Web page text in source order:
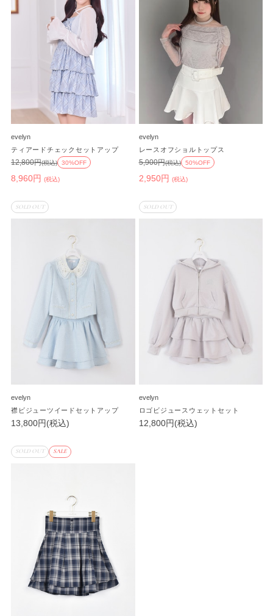
evelyn
ティアードチェックセットアップ
8,960円 (税込)
12,800円(税込) 30%OFF
evelyn
レースオフショルトップス
2,950円 (税込)
5,900円(税込) 50%OFF
SOLD OUT
evelyn
襟ビジューツイードセットアップ
13,800円(税込)
SOLD OUT
evelyn
ロゴビジュースウェットセット
12,800円(税込)
SOLD OUT SALE